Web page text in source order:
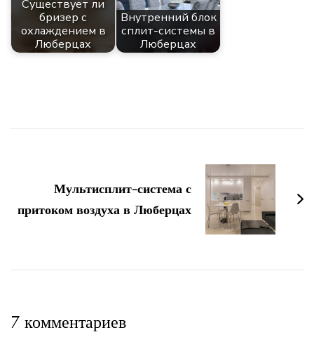
Существует ли
бризер с
охлаждением в
Люберцах
Внутренний блок
сплит-системы в
Люберцах
записям
Мультисплит-система с
притоком воздуха в Люберцах
7 комментариев